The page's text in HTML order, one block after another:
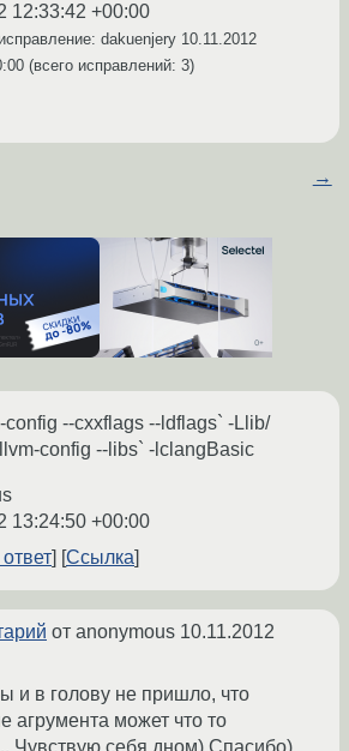
12:33:42 +00:00
dakuenjery 10.11.2012
(всего исправлений: 3)
→
config --cxxflags --ldflags` -Llib/
config --libs` -lclangBasic
13:24:50 +00:00
Ссылка
от anonymous 10.11.2012
и в голову не пришло, что
агрумента может что то